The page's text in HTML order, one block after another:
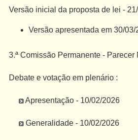
Versão inicial da proposta de lei -
Versão apresentada em 30/03/
3.ª Comissão Permanente - Parecer
Debate e votação em plenário :
Apresentação - 10/02/2026
Generalidade - 10/02/2026